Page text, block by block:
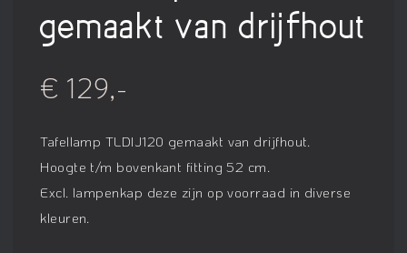
gemaakt van drijfhout
€ 129,-
Tafellamp TLDIJ120 gemaakt van drijfhout.
Hoogte t/m bovenkant fitting 52 cm.
Excl. lampenkap deze zijn op voorraad in diverse
kleuren.